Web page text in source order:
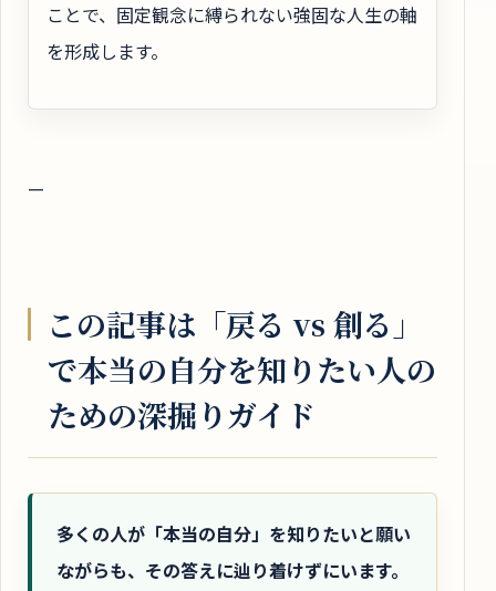
ことで、固定観念に縛られない強固な人生の軸
を形成します。
—
この記事は「戻る vs 創る」
で本当の自分を知りたい人の
ための深掘りガイド
多くの人が「本当の自分」を知りたいと願い
ながらも、その答えに辿り着けずにいます。